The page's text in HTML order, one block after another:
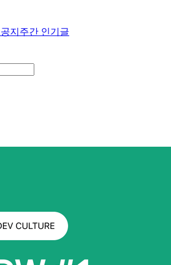
공지 주간 인기글